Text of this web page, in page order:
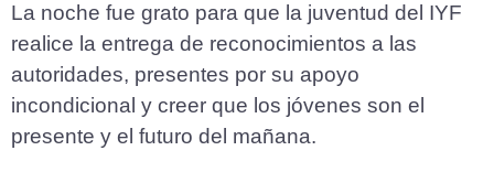
La noche fue grato para que la juventud del IYF
realice la entrega de reconocimientos a las
autoridades, presentes por su apoyo
incondicional y creer que los jóvenes son el
presente y el futuro del mañana.